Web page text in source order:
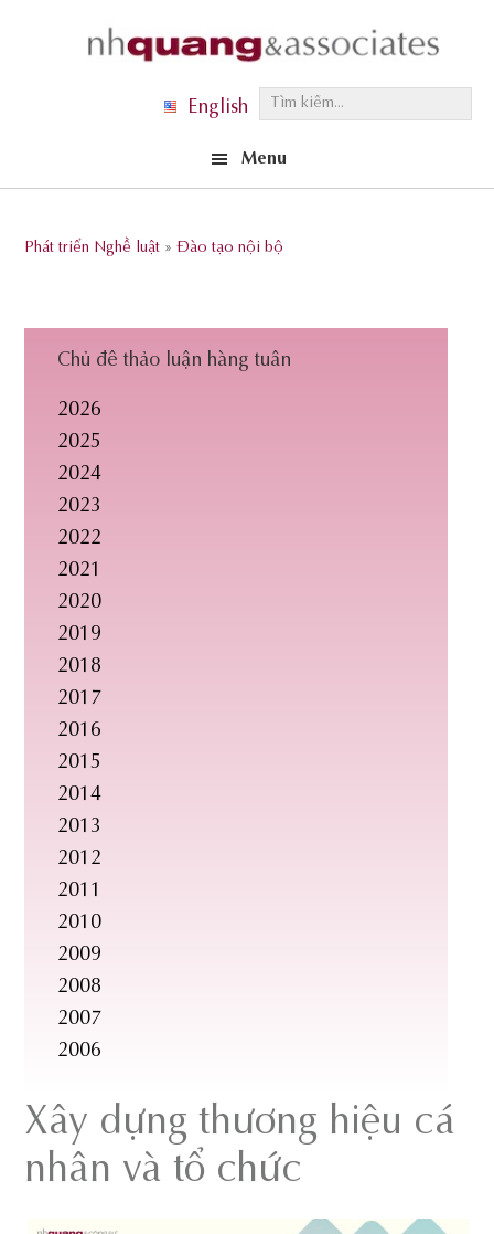
m
.
.
English
Menu
Phát triển Nghề luật »Đào tạo nội bộ
Chủ đề thảo luận hàng tuần
2026
2025
2024
2023
2022
2021
2020
2019
2018
2017
2016
2015
2014
2013
2012
2011
2010
2009
2008
2007
2006
Xây dựng thương hiệu cá
nhân và tổ chức